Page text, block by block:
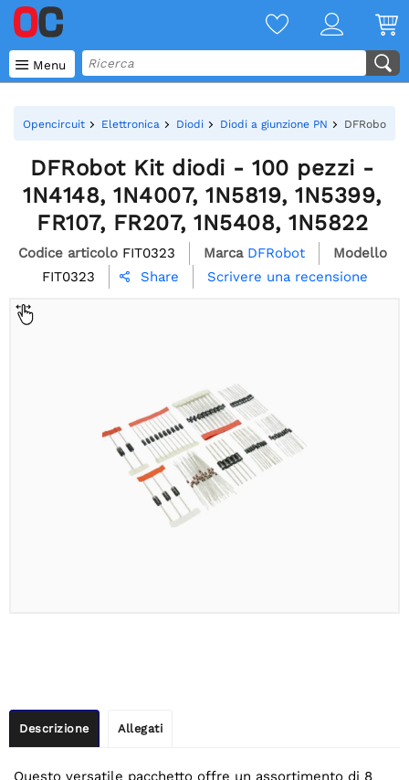
 Menu
Opencircuit Elettronica Diodi Diodi a giunzione PN DFRobot
DFRobot Kit diodi - 100 pezzi -
1N4148, 1N4007, 1N5819, 1N5399,
FR107, FR207, 1N5408, 1N5822
Codice articolo FIT0323 Marca DFRobot
Modello
FIT0323
 Share Scrivere una recensione
Descrizione Allegati
Questo versatile pacchetto offre un assortimento di 8